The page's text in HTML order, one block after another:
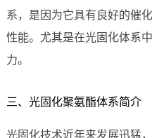
系，是因为它具有良好的催
性能。尤其是在光固化体系
力。
三、光固化聚氨酯体系简介
光固化技术近年来发展迅猛